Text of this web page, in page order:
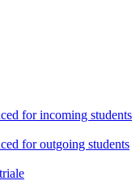
for incoming students
for outgoing students